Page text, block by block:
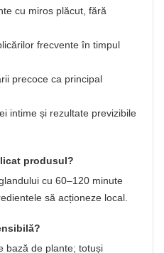
cu miros plăcut, fără
frecvente în timpul
precoce ca principal
intime și rezultate previzibile
produsul?
cu 60–120 minute
să acționeze local.
bază de plante; totuși